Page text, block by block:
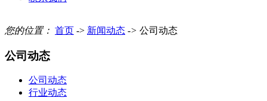
您的位置： 首页 -> 新闻动态 -> 公司动态
公司动态
公司动态
行业动态